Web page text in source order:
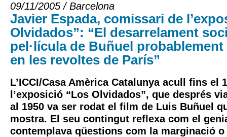
09/11/2005 / Barcelona
Javier Espada, comissari de
Olvidados”: “El desarrelament
pel·lícula de Buñuel
en les revoltes de París”
L’ICCI/Casa Amèrica Catalunya acull fins el
l’exposició “Los Olvidados”, que després
al 1950 va ser rodat el film de Luis Buñuel
mostra. El seu contingut reflexa com el
contemplava qüestions com la marginació